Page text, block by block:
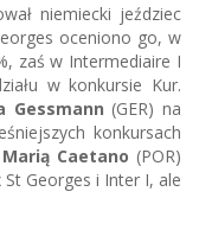
niemiecki jeździec
oceniono go, w
zaś w Intermediaire I
w konkursie Kur.
Gessmann (GER) na
konkursach
Marią Caetano (POR)
Georges i Inter I, ale